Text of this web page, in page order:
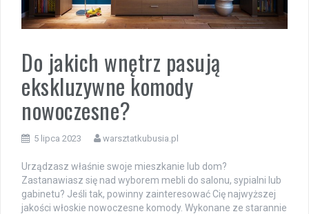
Do jakich wnętrz pasują
ekskluzywne komody
nowoczesne?
5 lipca 2023 warsztatkubusia.pl
Urządzasz właśnie swoje mieszkanie lub dom?
Zastanawiasz się nad wyborem mebli do salonu, sypialni lub
gabinetu? Jeśli tak, powinny zainteresować Cię najwyższej
jakości włoskie nowoczesne komody. Wykonane ze starannie